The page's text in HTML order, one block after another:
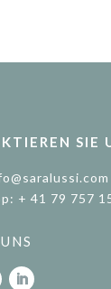
SIE
+ 41 79 757